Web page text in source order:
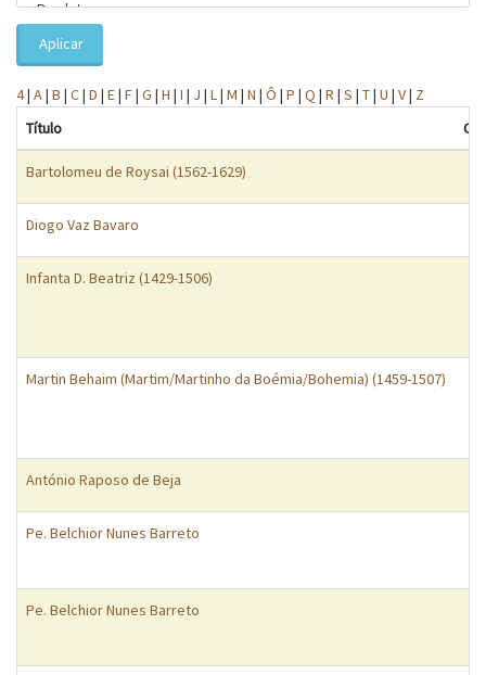
Aplicar
4| A| B | C| D | E| F| G | H | I | J | L| M | N | Ô | P | Q | R | S | T| U | V| Z
Título
Bartolomeu de Roysai (1562-1629)
Diogo Vaz Bavaro
Infanta D. Beatriz (1429-1506)
Martin Behaim (Martim/Martinho da Boémia/Bohemia) (1459-1507)
António Raposo de Beja
Pe. Belchior Nunes Barreto
Pe. Belchior Nunes Barreto